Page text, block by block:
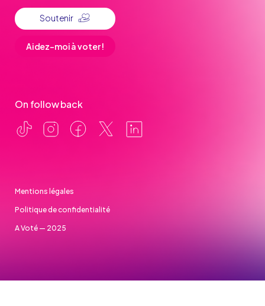
Soutenir
Aidez-moi à voter !
On follow back
Mentions légales
Politique de confidentialité
A Voté — 2025